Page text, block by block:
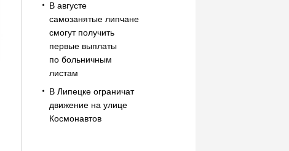
В августе
самозанятые липчане
смогут получить
первые выплаты
по больничным
листам
В Липецке ограничат
движение на улице
Космонавтов